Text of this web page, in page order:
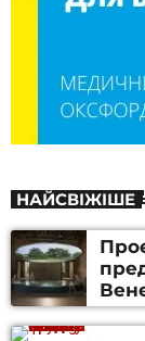
НАЙСВІЖІШЕ